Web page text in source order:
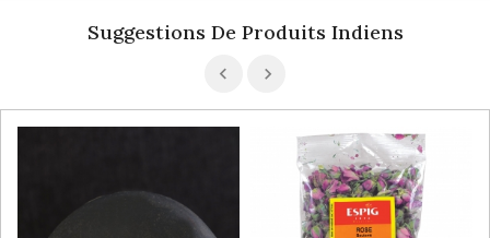
Suggestions De Produits Indiens